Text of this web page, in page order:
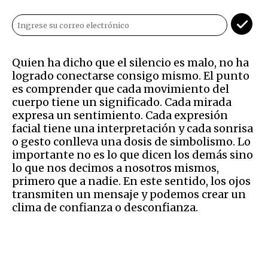
Quien ha dicho que el silencio es malo, no ha
logrado conectarse consigo mismo. El punto
es comprender que cada movimiento del
cuerpo tiene un significado. Cada mirada
expresa un sentimiento. Cada expresión
facial tiene una interpretación y cada sonrisa
o gesto conlleva una dosis de simbolismo. Lo
importante no es lo que dicen los demás sino
lo que nos decimos a nosotros mismos,
primero que a nadie. En este sentido, los ojos
transmiten un mensaje y podemos crear un
clima de confianza o desconfianza.